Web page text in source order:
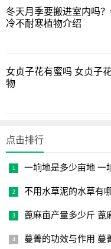
将晾干的植株放在透
适当添加一些植物营养
并在底部抹上生根水。
将处理好的石斛枝条
太深，插穗和基质要保
以上就是如何让石斛
冬天月季要搬进室内吗
冷不耐寒植物介绍
女贞子花有蜜吗 女贞子
物
点击排行
一垧地是多少亩地 一
不用水草泥的水草有
蓖麻亩产量多少斤 蓖
蔓菁的功效与作用 蔓